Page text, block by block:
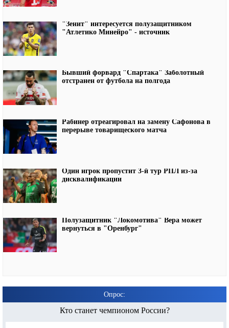
"Зенит" интересуется полузащитником
"Атлетико Минейро" - источник
Бывший форвард "Спартака" Заболотный
отстранен от футбола на полгода
Рабинер отреагировал на замену Сафонова в
перерыве товарищеского матча
Один игрок пропустит 3-й тур РПЛ из-за
дисквалификации
Полузащитник "Локомотива" Вера может
вернуться в "Оренбург"
Опрос:
Кто станет чемпионом России?